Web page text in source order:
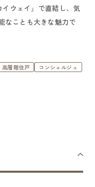
ウェイ」で直結し、気
なことも大きな魅力で
高層階住戸
コンシェルジュ